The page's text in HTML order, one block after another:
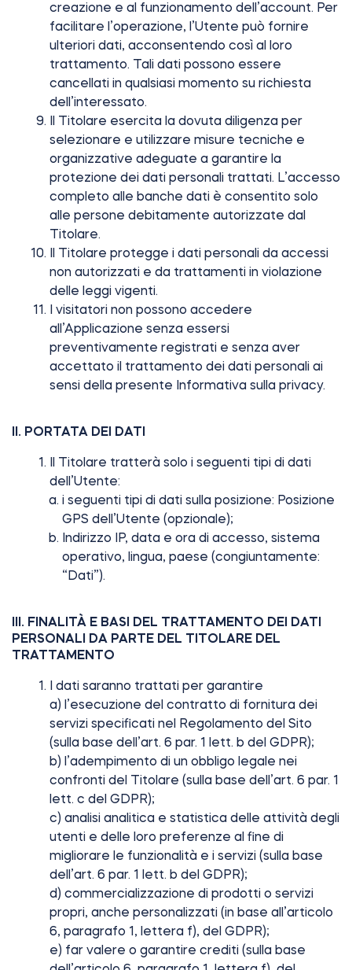
Tedee Dry Contact
Tedee GO2
Acquista ora
creazione e al funzionamento dell’account. Per
facilitare l’operazione, l’Utente può fornire
ulteriori dati, acconsentendo così al loro
trattamento. Tali dati possono essere
cancellati in qualsiasi momento su richiesta
dell’interessato.
Il Titolare esercita la dovuta diligenza per
selezionare e utilizzare misure tecniche e
organizzative adeguate a garantire la
protezione dei dati personali trattati. L’accesso
completo alle banche dati è consentito solo
alle persone debitamente autorizzate dal
Titolare.
Il Titolare protegge i dati personali da accessi
non autorizzati e da trattamenti in violazione
delle leggi vigenti.
I visitatori non possono accedere
all’Applicazione senza essersi
preventivamente registrati e senza aver
accettato il trattamento dei dati personali ai
sensi della presente Informativa sulla privacy.
II. PORTATA DEI DATI
Il Titolare tratterà solo i seguenti tipi di dati
dell’Utente:
i seguenti tipi di dati sulla posizione: Posizione
GPS dell’Utente (opzionale);
Indirizzo IP, data e ora di accesso, sistema
operativo, lingua, paese (congiuntamente:
“Dati”).
III. FINALITÀ E BASI DEL TRATTAMENTO DEI DATI
PERSONALI DA PARTE DEL TITOLARE DEL
TRATTAMENTO
I dati saranno trattati per garantire
a) l’esecuzione del contratto di fornitura dei
servizi specificati nel Regolamento del Sito
(sulla base dell’art. 6 par. 1 lett. b del GDPR);
b) l’adempimento di un obbligo legale nei
confronti del Titolare (sulla base dell’art. 6 par. 1
lett. c del GDPR);
c) analisi analitica e statistica delle attività degli
utenti e delle loro preferenze al fine di
migliorare le funzionalità e i servizi (sulla base
dell’art. 6 par. 1 lett. b del GDPR);
d) commercializzazione di prodotti o servizi
propri, anche personalizzati (in base all’articolo
6, paragrafo 1, lettera f), del GDPR);
e) far valere o garantire crediti (sulla base